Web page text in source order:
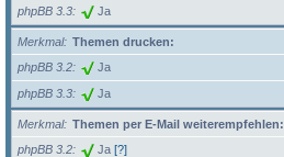
phpBB 3.3 Ja
Merkmal
Themen drucken:
phpBB 3.2
Ja
phpBB 3.3 Ja
Merkmal
Themen per E-Mail weiterempfehlen:
phpBB 3.2
Ja [?]